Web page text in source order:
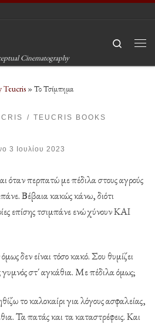
Cinematography
Search
Teucris »Το Τσίμπημα
TEUCRIS BOOKS
3 Ιουλίου 2023
όταν περπατώ με πέδιλα στους αγρούς
Βέβαια κακώς κάνω, διότι
επίσης τσιμπάνε ενώ χύνουν ΚΑΙ
δεν είναι τόσο κακό. Σου θυμίζει
στ΄ αγκάθια. Με πέδιλα όμως;
το καλοκαίρι για λόγους ασφαλείας,
Τα πατάς και τα καταστρέφεις. Και